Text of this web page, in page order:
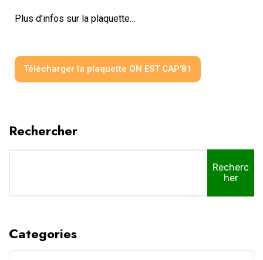
Plus d’infos sur la plaquette…
Télécharger la plaquette ON EST CAP'81
Rechercher
Recherc
her
Categories